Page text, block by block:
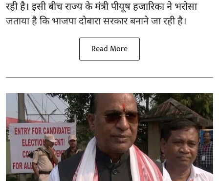
रही है। इसी बीच राज्य के मंत्री पीयूष हजारिका ने भरोसा
जताया है कि भाजपा दोबारा सरकार बनाने जा रही है।
Read More